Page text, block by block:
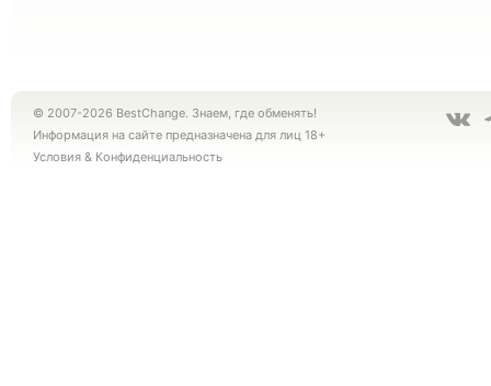
© 2007-2026 BestChange. Знаем, где обменять!
Информация на сайте предназначена для лиц 18+
Условия & Конфиденциальность